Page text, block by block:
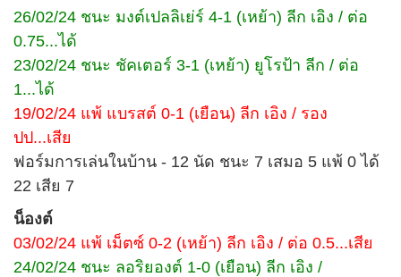
26/02/24 ชนะ มงต์เปลลิเย่ร์ 4-1 (เหย้า) ลีก เอิง / ต่อ
0.75...ได้
23/02/24 ชนะ ชัคเตอร์ 3-1 (เหย้า) ยูโรป้า ลีก / ต่อ
1...ได้
19/02/24 แพ้ แบรสต์ 0-1 (เยือน) ลีก เอิง / รอง
ปป...เสีย
ฟอร์มการเล่นในบ้าน - 12 นัด ชนะ 7 เสมอ 5 แพ้ 0 ได้
22 เสีย 7
น็องต์
03/02/24 แพ้ เม็ตซ์ 0-2 (เหย้า) ลีก เอิง / ต่อ 0.5...เสีย
24/02/24 ชนะ ลอริยองต์ 1-0 (เยือน) ลีก เอิง /